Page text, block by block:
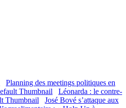
Planning des meetings politiques en
Léonarda : le contre-
José Bové s’attaque aux